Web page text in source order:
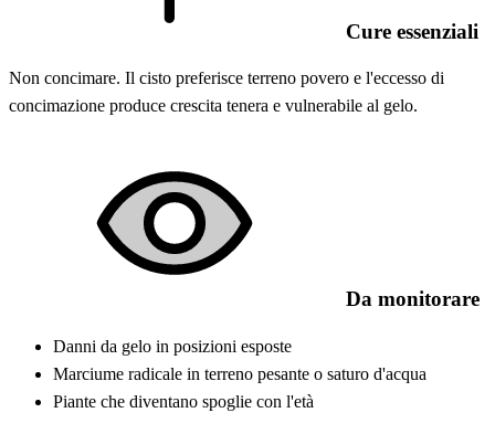
Cure essenziali
Non concimare. Il cisto preferisce terreno povero e l'eccesso di
concimazione produce crescita tenera e vulnerabile al gelo.
Da monitorare
Danni da gelo in posizioni esposte
Marciume radicale in terreno pesante o saturo d'acqua
Piante che diventano spoglie con l'età